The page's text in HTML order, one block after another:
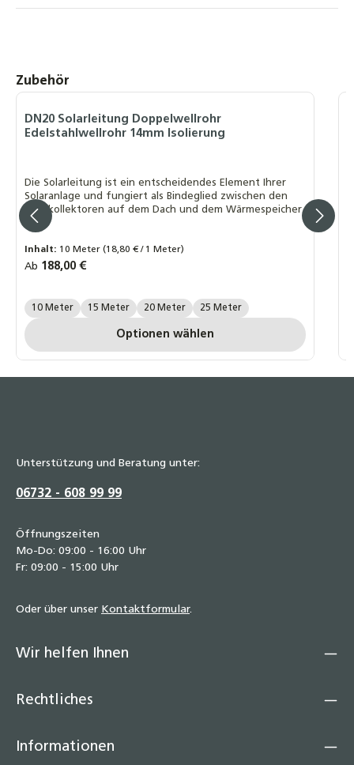
Sonnenkollektor Solarthermie-Kollektor
Solarregler
Fühler
151,90 €
Solarregler
Temperaturdifferenzsteuerung, WLAN + 2
Fühler
185,90 €
Produktgalerie überspringen
Zubehör
DN20 Solarleitung Doppelwellrohr
Edelstahlwellrohr 14mm Isolierung
Die Solarleitung ist ein entscheidendes Element Ihrer
Solaranlage und fungiert als Bindeglied zwischen den
Solarkollektoren auf dem Dach und dem Wärmespeicher
Inhalt: 10 Meter(18,80 € / 1 Meter)
Regulärer Preis:
Ab 188,00 €
Länge Wellrohr:
10 Meter 15 Meter 20 Meter 25 Meter
Optionen wählen
Unterstützung und Beratung unter:
06732 - 608 99 99
Öffnungszeiten
Mo-Do: 09:00 - 16:00 Uhr
Fr: 09:00 - 15:00 Uhr
Oder über unser Kontaktformular.
Wir helfen Ihnen
Rechtliches
Informationen